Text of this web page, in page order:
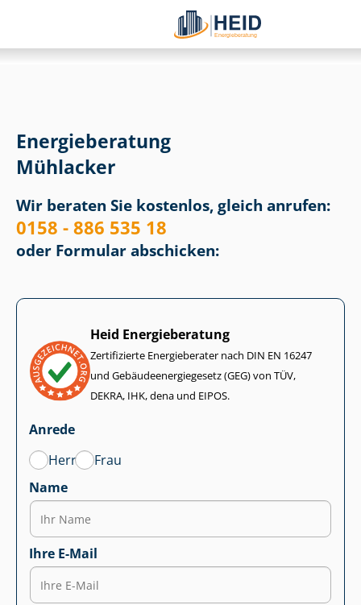
Energieberatung
Mühlacker
Wir beraten Sie kostenlos, gleich anrufen:
0158 - 886 535 18
oder Formular abschicken:
Heid Energieberatung
Zertifizierte Energieberater nach DIN EN 16247
und Ge­bäu­de­en­er­gie­ge­setz (GEG) von TÜV,
DEKRA, IHK, dena und EIPOS.
Anrede
Herr
Frau
Name
Ihre E-Mail